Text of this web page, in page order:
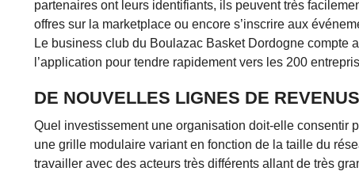
partenaires ont leurs identifiants, ils peuvent très
offres sur la marketplace ou encore s’inscrire aux
Le business club du Boulazac Basket Dordogne compte
l’application pour tendre rapidement vers les 200
DE NOUVELLES LIGNES DE
Quel investissement une organisation doit-elle consentir
une grille modulaire variant en fonction de la taille du
travailler avec des acteurs très différents allant de très